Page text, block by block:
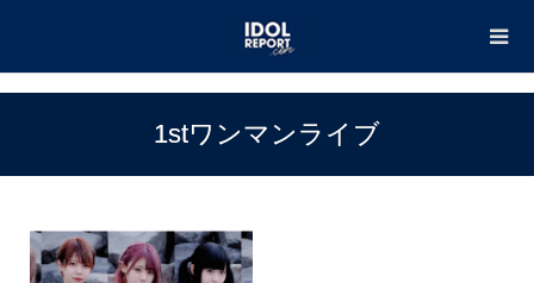
1stワンマンライブ